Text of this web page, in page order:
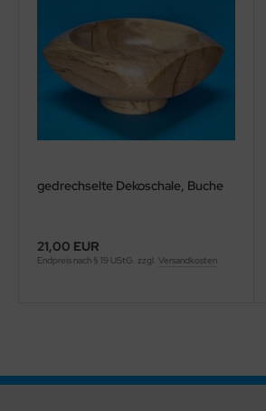
gedrechselte Dekoschale, Buche
21,00 EUR
Endpreis nach § 19 UStG. zzgl. Versandkosten